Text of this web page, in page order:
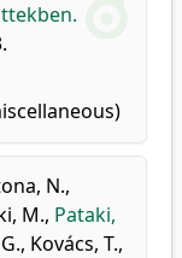
N.,
M., Pataki,
, Kovács, T.,